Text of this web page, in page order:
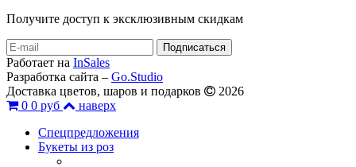
Получите доступ к эксклюзивным скидкам
Работает на InSales
Разработка сайта – Go.Studio
Доставка цветов, шаров и подарков
2026
0 0 руб
наверх
Спецпредложения
Букеты из роз